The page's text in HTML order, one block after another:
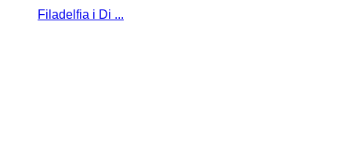
Filadelfia i Di ...